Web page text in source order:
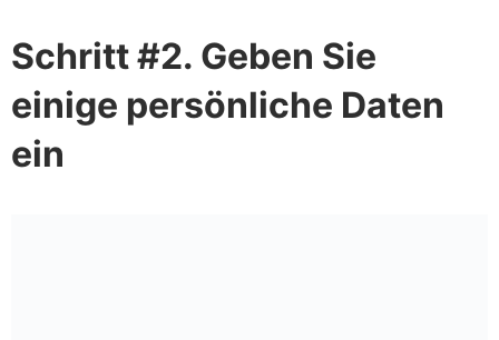
Schritt #2. Geben Sie
einige persönliche Daten
ein